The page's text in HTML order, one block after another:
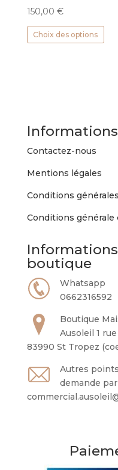
150,00 €
Choix des options
Ce
être
Informations
Contactez-nous
Mentions légales
Conditions
Conditions générale
boutique
Whatsapp
0662316592
Boutique
Ausoleil 1
83990 St Tropez
Autres
demande